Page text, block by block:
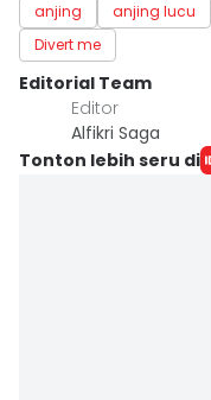
anjing anjing lucu
Divert me
Editorial Team
Editor
Alfikri Saga
Tonton lebih seru di